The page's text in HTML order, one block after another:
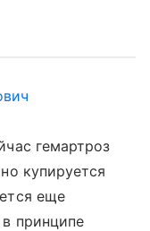
гемартроз
купируется
еще
принципе